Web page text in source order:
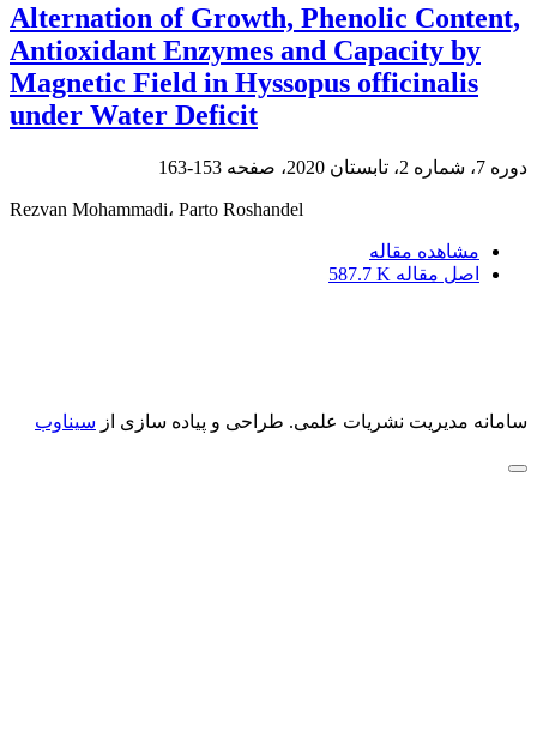
Alternation of Growth, Phenolic Content,
Antioxidant Enzymes and Capacity by
Magnetic Field in Hyssopus officinalis
under Water Deficit
دوره 7، شماره 2، تابستان 2020، صفحه 153-163
Rezvan Mohammadi، Parto Roshandel
مشاهده مقاله
اصل مقاله 587.7 K
سامانه مدیریت نشریات علمی. طراحی و پیاده سازی از سیناوب